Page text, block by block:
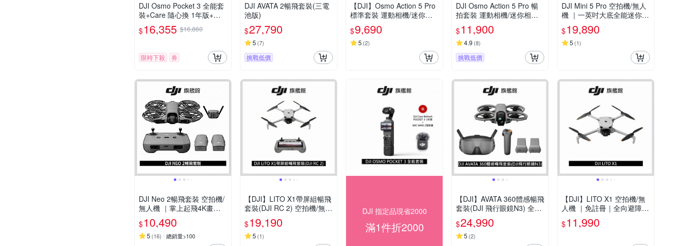
DJI Osmo Pocket 3 全能套
裝+Care 隨心換 1年版+鋼
化貼+1132052專用氣密箱
(公司貨)
$16,355 $16,860
限時下殺 券
DJI AVATA 2暢飛套裝(三電
池版)
$27,790
5 (7)
挑戰低價
【DJI】Osmo Action 5 Pro
標準套裝 運動相機/迷你相
機｜搭載水壓及氣壓計
$9,690
5 (2)
DJI Osmo Action 5 Pro 暢
拍套裝 運動相機/迷你相機
｜智慧跟隨日夜出彩
$11,900
4.9 (8)
挑戰低價
DJI Mini 5 Pro 空拍機/無人
機 ｜一英吋大底全能迷你航
拍機｜夜景級全向主動避障
$19,890
5 (1)
DJI Neo 2暢飛套裝 空拍機/
無人機 ｜掌上起飛4K畫質
｜全向避障最安心
$10,490
5 (16) 總銷量>100
【DJI】LITO X1帶屏組暢飛
套裝(DJI RC 2) 空拍機/無人
機 ｜免註冊｜自帶內存
$19,190
5 (1)
DJI 指定品現省2000
滿1件折2000
【DJI】AVATA 360體感暢飛
套裝(DJI 飛行眼鏡N3) 全景
空拍機/無人機
$24,990
5 (2)
【DJI】LITO X1 空拍機/無
人機 ｜免註冊｜全向避障、
自帶內存
$11,990